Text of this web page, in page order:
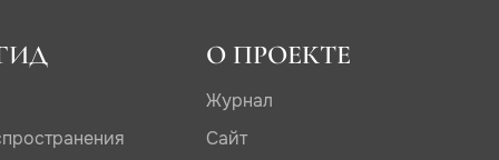
О ПРОЕКТЕ
Журнал
Сайт